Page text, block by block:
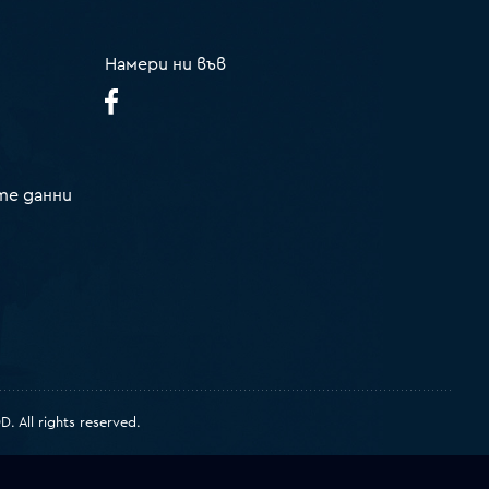
данни
Намери ни във
All rights reserved.